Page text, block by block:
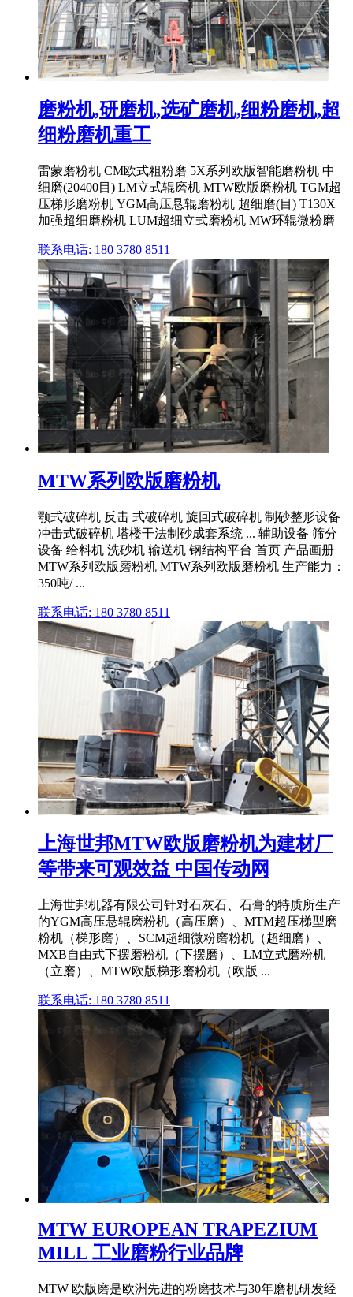
磨粉机,研磨机,选矿磨机,细粉磨机,超
细粉磨机重工
雷蒙磨粉机 CM欧式粗粉磨 5X系列欧版智能磨粉机 中
细磨(20400目) LM立式辊磨机 MTW欧版磨粉机 TGM超
压梯形磨粉机 YGM高压悬辊磨粉机 超细磨(目) T130X
加强超细磨粉机 LUM超细立式磨粉机 MW环辊微粉磨
联系电话: 180 3780 8511
MTW系列欧版磨粉机
颚式破碎机 反击 式破碎机 旋回式破碎机 制砂整形设备
冲击式破碎机 塔楼干法制砂成套系统 ... 辅助设备 筛分
设备 给料机 洗砂机 输送机 钢结构平台 首页 产品画册
MTW系列欧版磨粉机 MTW系列欧版磨粉机 生产能力：
350吨/ ...
联系电话: 180 3780 8511
上海世邦MTW欧版磨粉机为建材厂
等带来可观效益 中国传动网
上海世邦机器有限公司针对石灰石、石膏的特质所生产
的YGM高压悬辊磨粉机（高压磨）、MTM超压梯型磨
粉机（梯形磨）、SCM超细微粉磨粉机（超细磨）、
MXB自由式下摆磨粉机（下摆磨）、LM立式磨粉机
（立磨）、MTW欧版梯形磨粉机（欧版 ...
联系电话: 180 3780 8511
MTW EUROPEAN TRAPEZIUM
MILL 工业磨粉行业品牌
MTW 欧版磨是欧洲先进的粉磨技术与30年磨机研发经